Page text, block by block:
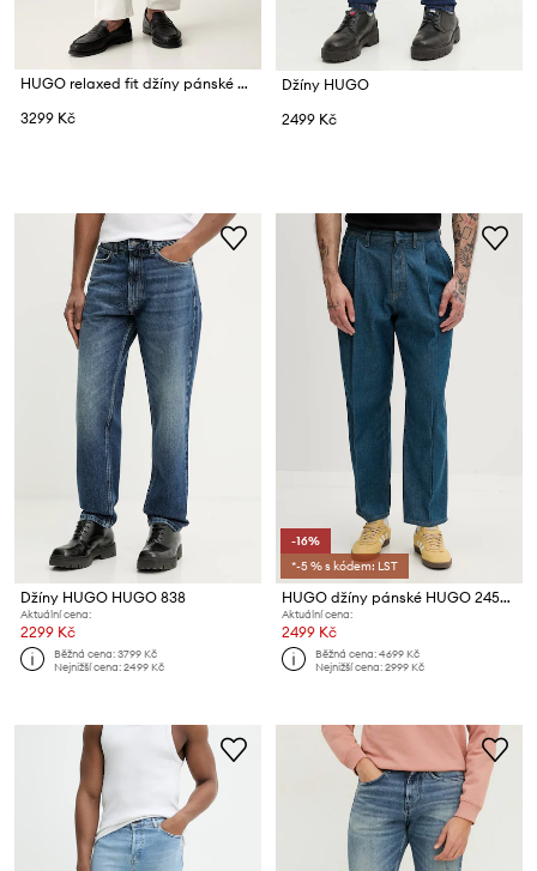
HUGO relaxed fit džíny pánské HUGO
3299 Kč
Džíny HUGO
2499 Kč
Džíny HUGO HUGO 838
Aktuální cena:
2299 Kč
Běžná cena:3799 Kč
Nejnižší cena:2499 Kč
-16%
*-5 % s kódem: LST
HUGO džíny pánské HUGO 245/1
Aktuální cena:
2499 Kč
Běžná cena:4699 Kč
Nejnižší cena:2999 Kč